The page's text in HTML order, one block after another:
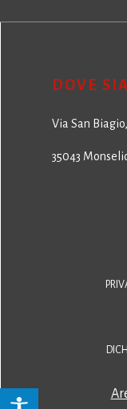
DOVE
Via San
35043